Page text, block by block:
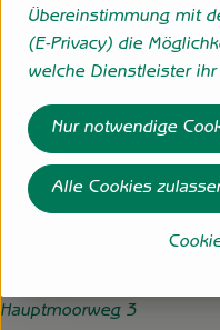
Hersteller:
27798 Hude eigene
Folge uns
Externer Link zu
Externer
Hauptmoorweg 3
Übereinstimmung mit
(E-Privacy) die
welche Dienstleister
Nur notwendige
Alle Cookies